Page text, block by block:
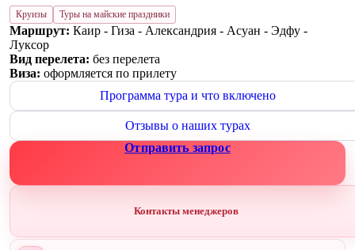
Круизы Туры на майские праздники
Маршрут: Каир - Гиза - Александрия - Асуан - Эдфу -
Луксор
Вид перелета: без перелета
Виза: оформляется по прилету
Программа тура и что включено
Отзывы о наших турах
Отправить запрос
Контакты менеджеров